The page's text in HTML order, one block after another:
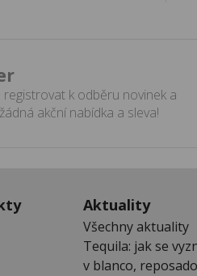
k odběru novinek a
akční nabídka a sleva!
Aktuality
Všechny aktuality
Tequila: jak se
v blanco,